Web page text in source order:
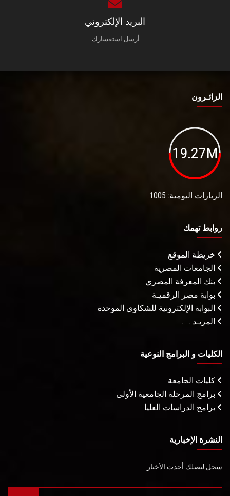
البريد الإلكتروني
أرسل استفسارك.
الزائـرون
19.27M
الزيارات اليومية: 1005
روابط تهمك
خريطة الموقع
الجامعات المصرية
بنك المعرفة المصري
بوابة مصر الرقميـة
البوابة الإلكترونية للشكاوى الموحدة
المزيـد . . .
الكليات و البرامج النوعية
كليات الجامعة
برامج المرحلة الجامعية الأولى
برامج الدراسات العليا
النشرة الإخبارية
سجل ليصلك أحدث الأخبار